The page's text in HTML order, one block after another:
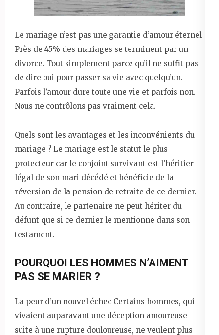
Le mariage n’est pas une garantie d’amour éternel
Près de 45% des mariages se terminent par un
divorce. Tout simplement parce qu’il ne suffit pas
de dire oui pour passer sa vie avec quelqu’un.
Parfois l’amour dure toute une vie et parfois non.
Nous ne contrôlons pas vraiment cela.
Quels sont les avantages et les inconvénients du
mariage ? Le mariage est le statut le plus
protecteur car le conjoint survivant est l’héritier
légal de son mari décédé et bénéficie de la
réversion de la pension de retraite de ce dernier.
Au contraire, le partenaire ne peut hériter du
défunt que si ce dernier le mentionne dans son
testament.
POURQUOI LES HOMMES N’AIMENT
PAS SE MARIER ?
La peur d’un nouvel échec Certains hommes, qui
vivaient auparavant une déception amoureuse
suite à une rupture douloureuse, ne veulent plus